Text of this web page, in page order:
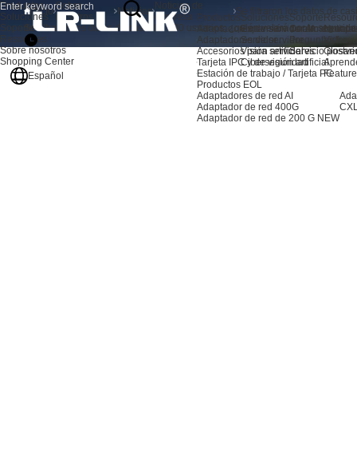
Productos
Adaptadores de servidor AI
Adaptadores de servidor
Accesorios para servidores
Tarjeta IPC y de visión artificial
Estación de trabajo / Tarjeta PC
Productos EOL
Adaptadores de red AI
Adaptador de red 400G
Adaptador de red de 200 G NEW
Soluciones
Expansión de
Servidor
Visión artificial
Ciberseguridad
Soporte
Centro de
Preguntas
Servicio
Video
Productos
Soluciones
Soporte
Resources
Sobre nosotros
Shopping Center
Español
Inicio Sobre
nosotros
Noticias
Noticias de
empresa
Se filtraron los datos de casi 300 000 usuarios; ¿quién velará por la